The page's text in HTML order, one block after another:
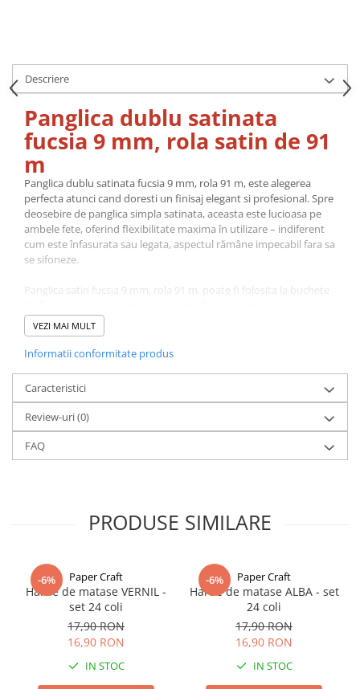
Descriere
Panglica dublu satinata
fucsia 9 mm, rola satin de 91
m
Panglica dublu satinata fucsia 9 mm, rola 91 m, este alegerea
perfecta atunci cand doresti un finisaj elegant si profesional. Spre
deosebire de panglica simpla satinata, aceasta este lucioasa pe
ambele fete, oferind flexibilitate maxima în utilizare – indiferent
cum este înfasurata sau legata, aspectul rămâne impecabil fara sa
se sifoneze.
Panglica satin fucsia 9 mm, rola 91 m, poate fi folosita la buchete
Halloween, gale elegante.
Fabricata din material de calitate superioara, panglica are o
gama larga de utilizari: fundite si ambalaje pentru cadouri,
decoratiuni la nunti, botezuri si alte evenimente, aranjamente
florale, proiecte de croitorie si accesorii fashion.
Disponibila în multiple latimi (6 mm, 9 mm, 16 mm, 22 mm, 28
mm, 38 mm) si o paleta bogata de culori, de la nuante clasice (alb,
VEZI MAI MULT
Informatii conformitate produs
Caracteristici
Review-uri(0)
FAQ
PRODUSE SIMILARE
-6% Paper Craft
Hartie de matase VERNIL -
set 24 coli
17,90 RON
16,90 RON
IN STOC
-6% Paper Craft
Hartie de matase ALBA - set
24 coli
17,90 RON
16,90 RON
IN STOC